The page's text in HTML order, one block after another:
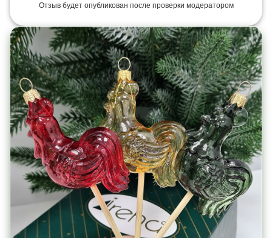
Отзыв будет опубликован после проверки модератором